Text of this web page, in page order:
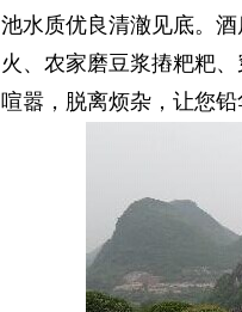
池水质优良清澈见底。
火、农家磨豆浆摏粑粑
喧嚣，脱离烦杂，让您